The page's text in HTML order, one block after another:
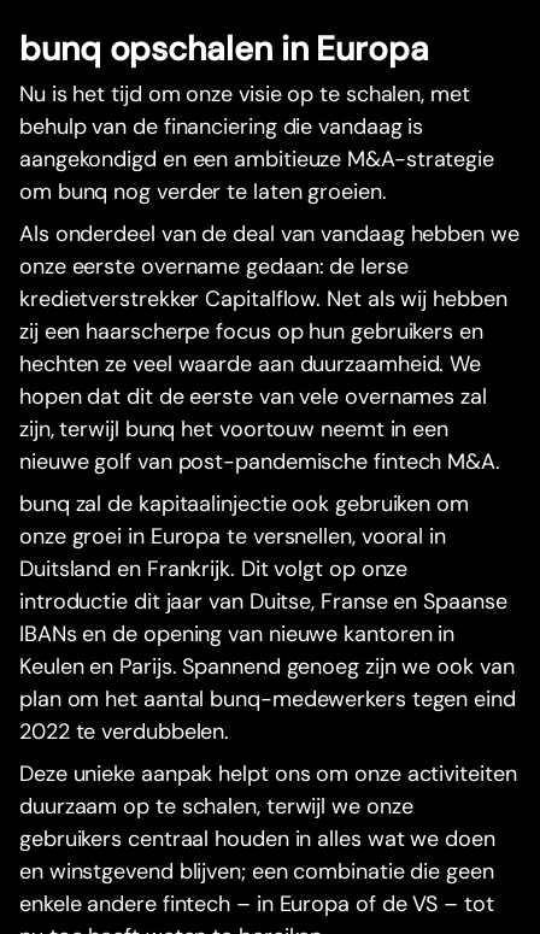
bunq opschalen in Europa
Nu is het tijd om onze visie op te schalen, met
behulp van de financiering die vandaag is
aangekondigd en een ambitieuze M&A-strategie
om bunq nog verder te laten groeien.
Als onderdeel van de deal van vandaag hebben we
onze eerste overname gedaan: de Ierse
kredietverstrekker Capitalflow. Net als wij hebben
zij een haarscherpe focus op hun gebruikers en
hechten ze veel waarde aan duurzaamheid. We
hopen dat dit de eerste van vele overnames zal
zijn, terwijl bunq het voortouw neemt in een
nieuwe golf van post-pandemische fintech M&A.
bunq zal de kapitaalinjectie ook gebruiken om
onze groei in Europa te versnellen, vooral in
Duitsland en Frankrijk. Dit volgt op onze
introductie dit jaar van Duitse, Franse en Spaanse
IBANs en de opening van nieuwe kantoren in
Keulen en Parijs. Spannend genoeg zijn we ook van
plan om het aantal bunq-medewerkers tegen eind
2022 te verdubbelen.
Deze unieke aanpak helpt ons om onze activiteiten
duurzaam op te schalen, terwijl we onze
gebruikers centraal houden in alles wat we doen
en winstgevend blijven; een combinatie die geen
enkele andere fintech – in Europa of de VS – tot